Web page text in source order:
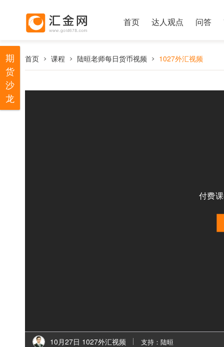
首页 达人观点 问答
首页 课程 陆晅老师每日货币视频 1027外汇视频
付费
10月27日 1027外汇视频 支持：陆晅
期
货
沙
龙